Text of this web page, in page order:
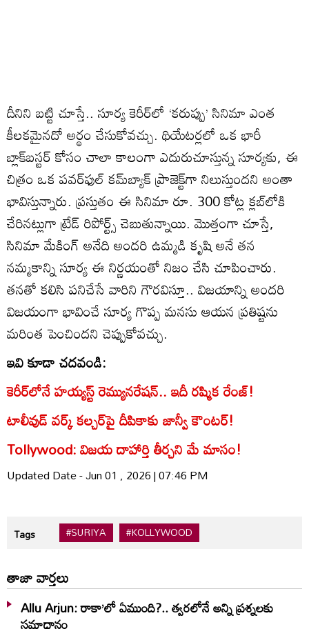
దీనిని బట్టి చూస్తే.. సూర్య కెరీర్‌లో ‘కరుప్పు’ సినిమా ఎంత
కీలకమైనదో అర్థం చేసుకోవచ్చు. థియేటర్లలో ఒక భారీ
బ్లాక్‌బస్టర్ కోసం చాలా కాలంగా ఎదురుచూస్తున్న సూర్యకు, ఈ
చిత్రం ఒక పవర్‌ఫుల్ కమ్‌బ్యాక్ ప్రాజెక్ట్‌గా నిలుస్తుందని అంతా
భావిస్తున్నారు. ప్రస్తుతం ఈ సినిమా రూ. 300 కోట్ల క్లబ్‌లోకి
చేరినట్లుగా ట్రేడ్ రిపోర్ట్స్ చెబుతున్నాయి. మొత్తంగా చూస్తే,
సినిమా మేకింగ్ అనేది అందరి ఉమ్మడి కృషి అనే తన
నమ్మకాన్ని సూర్య ఈ నిర్ణయంతో నిజం చేసి చూపించారు.
తనతో కలిసి పనిచేసే వారిని గౌరవిస్తూ.. విజయాన్ని అందరి
విజయంగా భావించే సూర్య గొప్ప మనసు ఆయన ప్రతిష్టను
మరింత పెంచిందని చెప్పుకోవచ్చు.
ఇవి కూడా చదవండి:
కెరీర్‌లోనే హయ్యస్ట్ రెమ్యునరేషన్.. ఇదీ రష్మిక రేంజ్!
టాలీవుడ్ వర్క్ కల్చర్‌పై దీపికాకు జాన్వీ కౌంటర్!
Tollywood: విజయ దాహార్తి తీర్చని మే మాసం!
Updated Date - Jun 01 , 2026 | 07:46 PM
Tags #SURIYA #KOLLYWOOD
తాజా వార్తలు
Allu Arjun: రాకా’లో ఏముంది?.. త్వరలోనే అన్ని ప్రశ్నలకు
సమాధానం